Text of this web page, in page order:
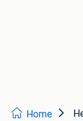
Home